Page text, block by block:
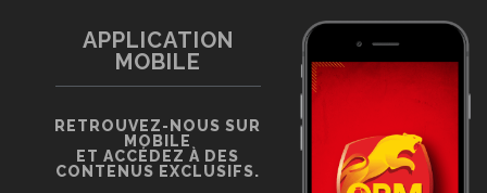
APPLICATION
MOBILE
RETROUVEZ-NOUS SUR
MOBILE
ET ACCÉDEZ À DES
CONTENUS EXCLUSIFS.